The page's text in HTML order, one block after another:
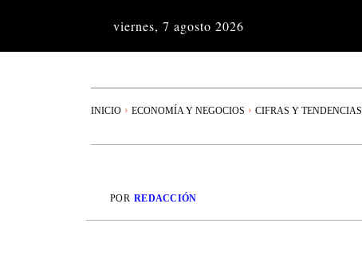
viernes, 7 agosto 2026
INICIO ECONOMÍA Y NEGOCIOS CIFRAS Y TENDENCIAS
POR REDACCIÓN